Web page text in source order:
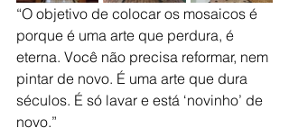
“O objetivo de colocar os mosaicos é
porque é uma arte que perdura, é
eterna. Você não precisa reformar, nem
pintar de novo. É uma arte que dura
séculos. É só lavar e está ‘novinho’ de
novo.”